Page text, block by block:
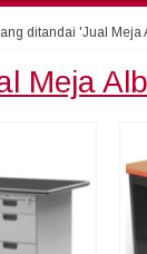
ditandai 'Jual Meja
Meja